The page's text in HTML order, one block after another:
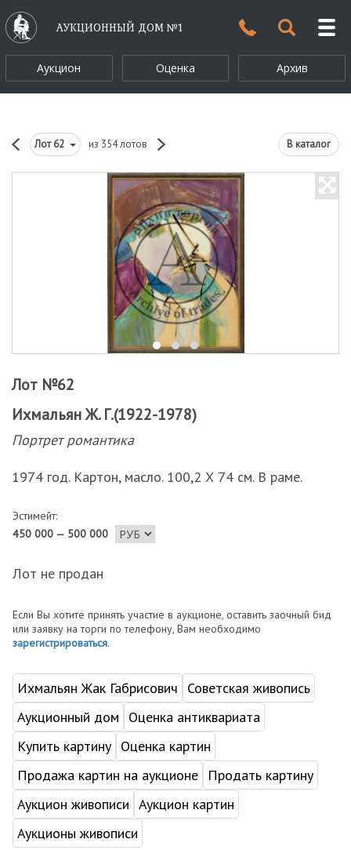
АУКЦИОННЫЙ ДОМ №1
Аукцион Оценка Архив
Лот62 из 354 лотов В каталог
Лот №62
Ихмальян Ж. Г.(1922-1978)
Портрет романтика
1974 год. Картон, масло. 100,2 Х 74 см. В раме.
Эстимейт:
450 000 — 500 000
Лот не продан
Если Вы хотите принять участие в аукционе, оставить заочный бид
или заявку на торги по телефону, Вам необходимо
зарегистрироваться.
Ихмальян Жак Габрисович
Советская живопись
Аукционный дом
Оценка антиквариата
Купить картину Оценка картин
Продажа картин на аукционе
Продать картину
Аукцион живописи Аукцион картин
Аукционы живописи